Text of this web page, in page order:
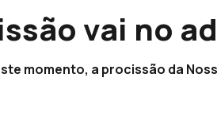
vai no
momento, a procissão da